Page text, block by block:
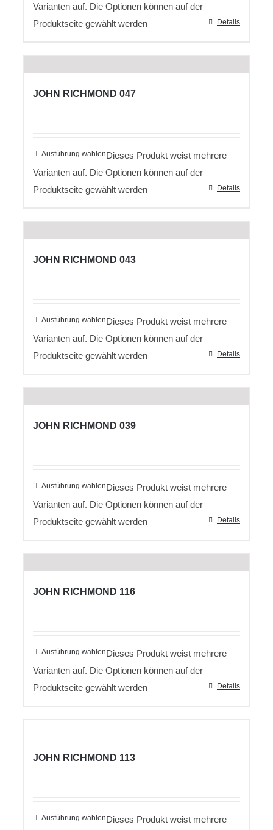
Varianten auf. Die Optionen können auf der
Produktseite gewählt werden
Details
JOHN RICHMOND 047
Ausführung wählenDieses Produkt weist mehrere
Varianten auf. Die Optionen können auf der
Produktseite gewählt werden
Details
JOHN RICHMOND 043
Ausführung wählenDieses Produkt weist mehrere
Varianten auf. Die Optionen können auf der
Produktseite gewählt werden
Details
JOHN RICHMOND 039
Ausführung wählenDieses Produkt weist mehrere
Varianten auf. Die Optionen können auf der
Produktseite gewählt werden
Details
JOHN RICHMOND 116
Ausführung wählenDieses Produkt weist mehrere
Varianten auf. Die Optionen können auf der
Produktseite gewählt werden
Details
JOHN RICHMOND 113
Ausführung wählenDieses Produkt weist mehrere